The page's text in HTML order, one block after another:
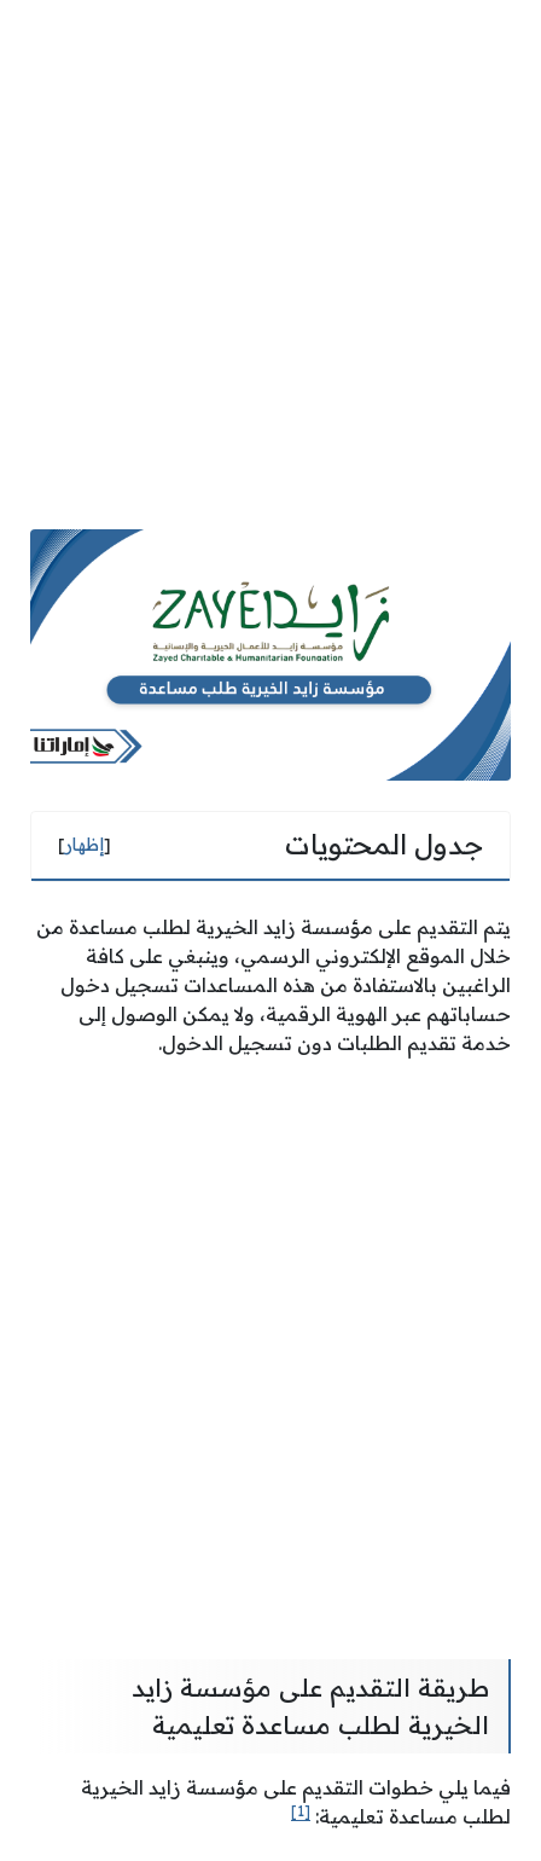
جدول المحتويات [إظهار]
يتم التقديم على مؤسسة زايد الخيرية لطلب مساعدة من
خلال الموقع الإلكتروني الرسمي، وينبغي على كافة
الراغبين بالاستفادة من هذه المساعدات تسجيل دخول
حساباتهم عبر الهوية الرقمية، ولا يمكن الوصول إلى
خدمة تقديم الطلبات دون تسجيل الدخول.
طريقة التقديم على مؤسسة زايد
الخيرية لطلب مساعدة تعليمية
فيما يلي خطوات التقديم على مؤسسة زايد الخيرية
لطلب مساعدة تعليمية: [1]